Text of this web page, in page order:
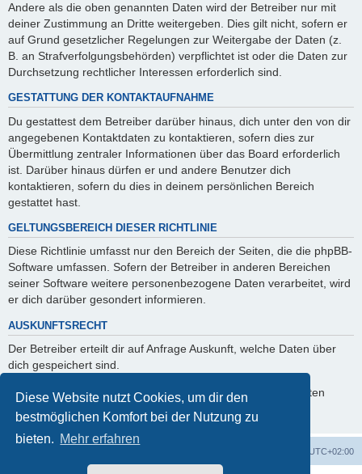
Diese Website nutzt Cookies, um dir den
bestmöglichen Komfort bei der Nutzung zu
bieten. Mehr erfahren
Andere als die oben genannten Daten wird der Betreiber nur mit
deiner Zustimmung an Dritte weitergeben. Dies gilt nicht, sofern er
auf Grund gesetzlicher Regelungen zur Weitergabe der Daten (z.
B. an Strafverfolgungsbehörden) verpflichtet ist oder die Daten zur
Durchsetzung rechtlicher Interessen erforderlich sind.
GESTATTUNG DER KONTAKTAUFNAHME
Du gestattest dem Betreiber darüber hinaus, dich unter den von dir
angegebenen Kontaktdaten zu kontaktieren, sofern dies zur
Übermittlung zentraler Informationen über das Board erforderlich
ist. Darüber hinaus dürfen er und andere Benutzer dich
kontaktieren, sofern du dies in deinem persönlichen Bereich
gestattet hast.
GELTUNGSBEREICH DIESER RICHTLINIE
Diese Richtlinie umfasst nur den Bereich der Seiten, die die phpBB-
Software umfassen. Sofern der Betreiber in anderen Bereichen
seiner Software weitere personenbezogene Daten verarbeitet, wird
er dich darüber gesondert informieren.
AUSKUNFTSRECHT
Der Betreiber erteilt dir auf Anfrage Auskunft, welche Daten über
dich gespeichert sind.
Du kannst jederzeit die Löschung bzw. Sperrung deiner Daten
verlangen. Kontaktiere hierzu bitte den Betreiber.
UTC+02:00